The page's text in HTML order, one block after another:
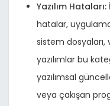
Yazılım Hataları:
hatalar,
sistem dosyaları,
yazılımlar bu
yazılımsal
veya çakışan